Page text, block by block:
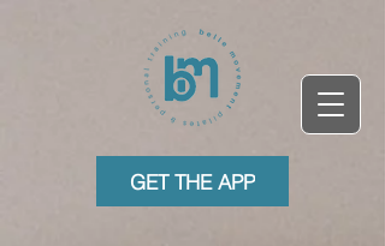
GET THE APP